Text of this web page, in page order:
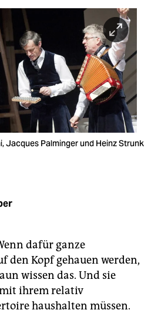
Jacques Palminger und Heinz Strunk
dafür ganze
den Kopf gehauen werden,
wissen das. Und sie
mit ihrem relativ
haushalten müssen.